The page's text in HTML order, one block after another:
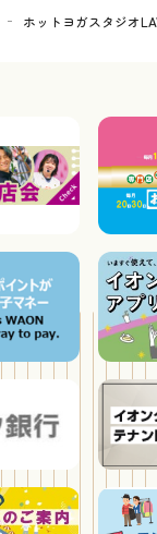
ホットヨガスタジオ